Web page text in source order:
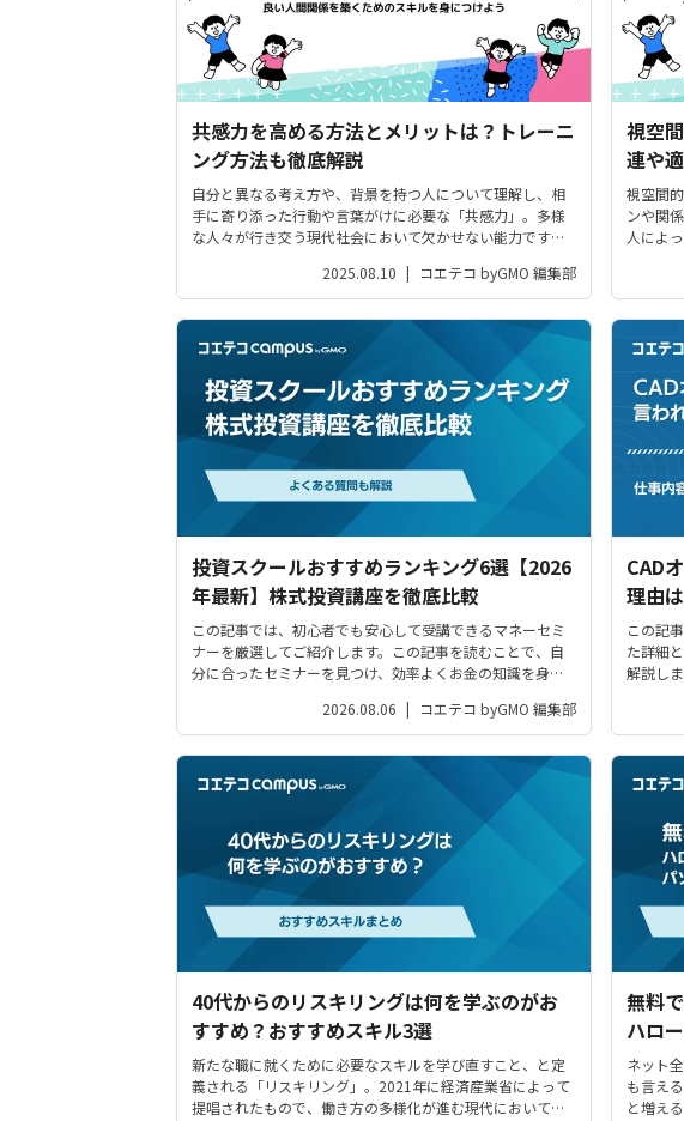
共感力を高める方法とメリットは？トレーニ
ング方法も徹底解説
自分と異なる考え方や、背景を持つ人について理解し、相
手に寄り添った行動や言葉がけに必要な「共感力」。多様
な人々が行き交う現代社会において欠かせない能力です。
高いことでより人間関係が豊かになり、円滑なコミュニケ
ーションにつながります。今回は共感...
2025.08.10 | コエテコ byGMO 編集部
視空
連や
視空間
ンや関
人によ
パター
方法、
投資スクールおすすめランキング6選【2026
年最新】株式投資講座を徹底比較
この記事では、初心者でも安心して受講できるマネーセミ
ナーを厳選してご紹介します。この記事を読むことで、自
分に合ったセミナーを見つけ、効率よくお金の知識を身に
2026.08.06 | コエテコ byGMO 編集部
CAD
理由
この記
た詳細
解説し
40代からのリスキリングは何を学ぶのがお
すすめ？おすすめスキル3選
新たな職に就くために必要なスキルを学び直すこと、と定
義される「リスキリング」。2021年に経済産業省によって
提唱されたもので、働き方の多様化が進む現代において非
無料
ハロ
ネット
も言え
と増え